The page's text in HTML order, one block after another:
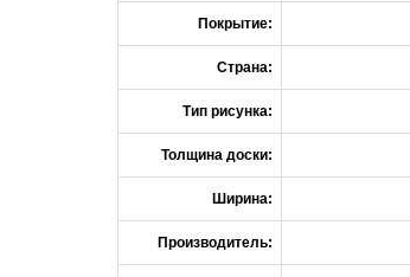
Покрытие:
Страна:
Тип рисунка:
Толщина доски:
Ширина:
Производитель: